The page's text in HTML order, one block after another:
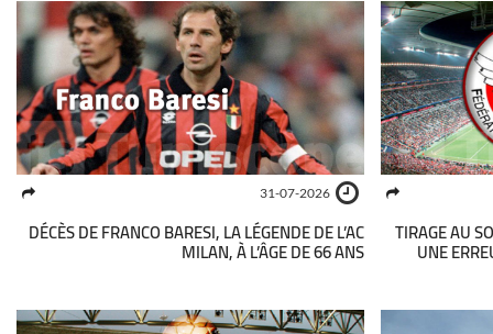
TIRAGE AU
UNE
31-07-2026
DÉCÈS DE FRANCO BARESI, LA LÉGENDE DE L’AC
MILAN, À L’ÂGE DE 66 ANS